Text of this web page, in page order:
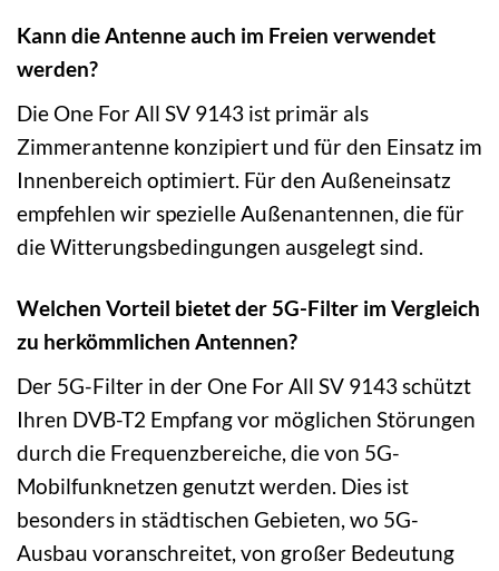
Kann die Antenne auch im Freien verwendet
werden?
Die One For All SV 9143 ist primär als
Zimmerantenne konzipiert und für den Einsatz im
Innenbereich optimiert. Für den Außeneinsatz
empfehlen wir spezielle Außenantennen, die für
die Witterungsbedingungen ausgelegt sind.
Welchen Vorteil bietet der 5G-Filter im Vergleich
zu herkömmlichen Antennen?
Der 5G-Filter in der One For All SV 9143 schützt
Ihren DVB-T2 Empfang vor möglichen Störungen
durch die Frequenzbereiche, die von 5G-
Mobilfunknetzen genutzt werden. Dies ist
besonders in städtischen Gebieten, wo 5G-
Ausbau voranschreitet, von großer Bedeutung